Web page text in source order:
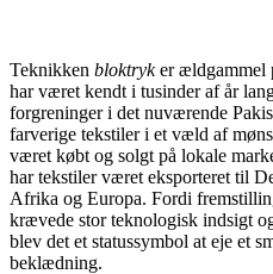
Teknikken bloktryker ældgammel
har været kendt i tusinder af år
forgreninger i det nuværende
farverige tekstiler i et væld af
været købt og solgt på lokale
har tekstiler været eksporteret til
Afrika og Europa. Fordi
krævede stor teknologisk indsigt
blev det et statussymbol at eje et
beklædning.